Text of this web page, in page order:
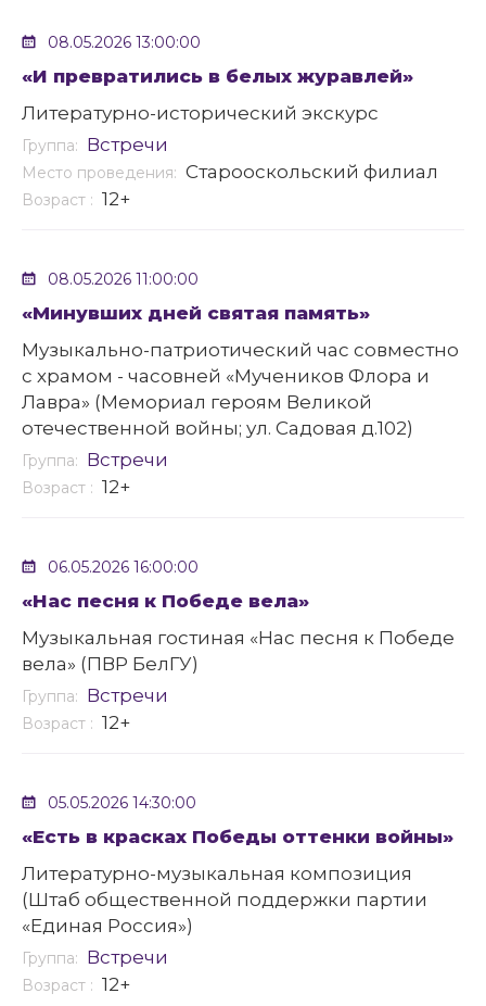
08.05.2026 13:00:00
«И превратились в белых журавлей»
Литературно-исторический экскурс
Группа: Встречи
Место проведения: Старооскольский филиал
Возраст : 12+
08.05.2026 11:00:00
«Минувших дней святая память»
Музыкально-патриотический час совместно
с храмом - часовней «Мучеников Флора и
Лавра» (Мемориал героям Великой
отечественной войны; ул. Садовая д.102)
Группа: Встречи
Возраст : 12+
06.05.2026 16:00:00
«Нас песня к Победе вела»
Музыкальная гостиная «Нас песня к Победе
вела» (ПВР БелГУ)
Группа: Встречи
Возраст : 12+
05.05.2026 14:30:00
«Есть в красках Победы оттенки войны»
Литературно-музыкальная композиция
(Штаб общественной поддержки партии
«Единая Россия»)
Группа: Встречи
Возраст : 12+